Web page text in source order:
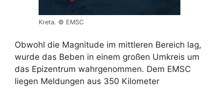
Kreta. © EMSC
Obwohl die Magnitude im mittleren Bereich lag,
wurde das Beben in einem großen Umkreis um
das Epizentrum wahrgenommen. Dem EMSC
liegen Meldungen aus 350 Kilometer